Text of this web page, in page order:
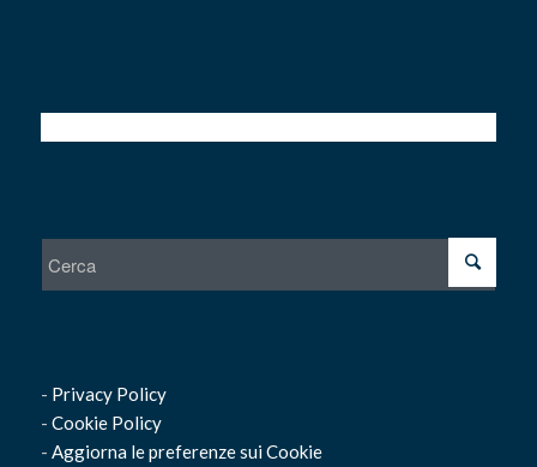
- Privacy Policy
- Cookie Policy
- Aggiorna le preferenze sui Cookie